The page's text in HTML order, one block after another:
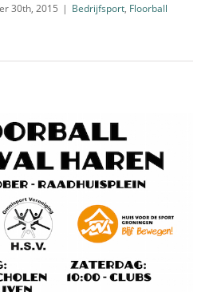
30th, 2015 | Bedrijfsport, Floorball